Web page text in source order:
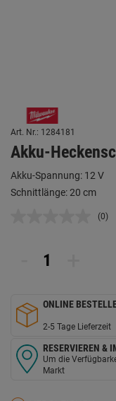
Art. Nr.: 1284181
Akku-
Akku-Spannung: 12 V
Schnittlänge: 20 cm
Kein
(0)
ONLINE
2-5 Tage Lieferzeit
RESERVIEREN &
Um die
Markt